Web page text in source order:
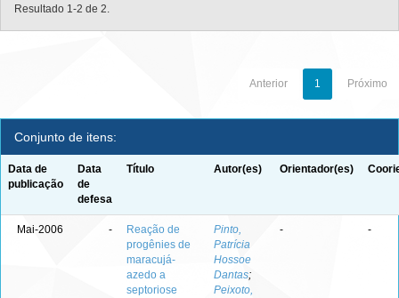
Resultado 1-2 de 2.
Anterior 1 Próximo
Conjunto de itens:
Data de
publicação
Data
de
defesa
Título Autor(es) Orientador(es)
Mai-2006 -
Reação de
progênies de
maracujá-
azedo a
septoriose
Pinto,
Patrícia
Hossoe
Dantas;
Peixoto,
- -